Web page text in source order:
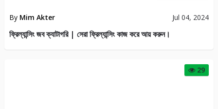
By Mim Akter Jul 04, 2024
ফ্রিল্যান্সিং জব ক্যাটাগরি | সেরা ফ্রিল্যান্সিং কাজ করে আয় করুন।
29